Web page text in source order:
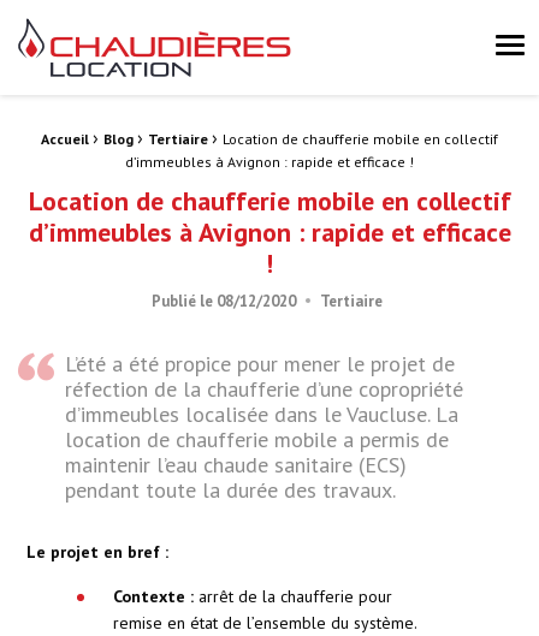
Chaudières Location Location de chaudière et chaufferie mobile
Fil d'Ariane :
Accueil › Blog › Tertiaire › Location de chaufferie mobile en collectif
d’immeubles à Avignon : rapide et efficace !
Location de chaufferie mobile en collectif
d’immeubles à Avignon : rapide et efficace
!
Publié le 08/12/2020 Tertiaire
L’été a été propice pour mener le projet de
réfection de la chaufferie d’une copropriété
d’immeubles localisée dans le Vaucluse. La
location de chaufferie mobile a permis de
maintenir l’eau chaude sanitaire (ECS)
pendant toute la durée des travaux.
Le projet en bref :
Contexte : arrêt de la chaufferie pour
remise en état de l’ensemble du système.